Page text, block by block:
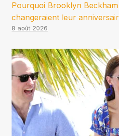
Pourquoi Brooklyn
changeraient leur
8 août 2026